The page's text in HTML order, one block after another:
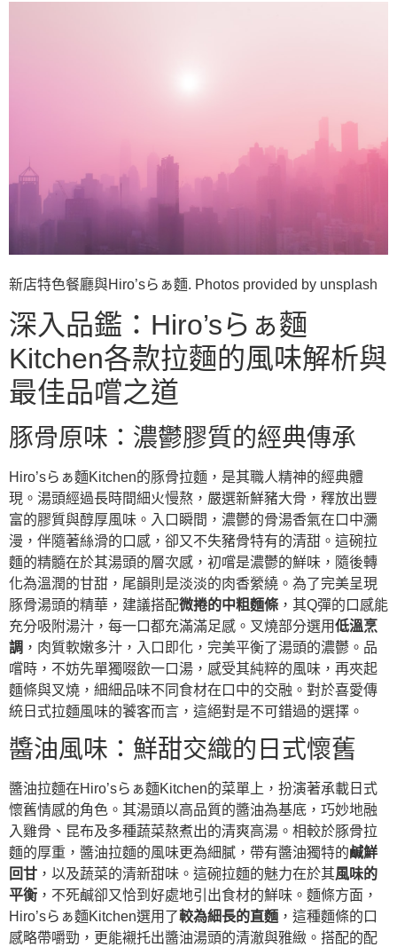
新店特色餐廳與Hiro’sらぁ麵. Photos provided by unsplash
深入品鑑：Hiro’sらぁ麵
Kitchen各款拉麵的風味解析與
最佳品嚐之道
豚骨原味：濃鬱膠質的經典傳承
Hiro’sらぁ麵Kitchen的豚骨拉麵，是其職人精神的經典體
現。湯頭經過長時間細火慢熬，嚴選新鮮豬大骨，釋放出豐
富的膠質與醇厚風味。入口瞬間，濃鬱的骨湯香氣在口中瀰
漫，伴隨著絲滑的口感，卻又不失豬骨特有的清甜。這碗拉
麵的精髓在於其湯頭的層次感，初嚐是濃鬱的鮮味，隨後轉
化為溫潤的甘甜，尾韻則是淡淡的肉香縈繞。為了完美呈現
豚骨湯頭的精華，建議搭配微捲的中粗麵條 ，其Q彈的口感能
充分吸附湯汁，每一口都充滿滿足感。叉燒部分選用低溫烹
調 ，肉質軟嫩多汁，入口即化，完美平衡了湯頭的濃鬱。品
嚐時，不妨先單獨啜飲一口湯，感受其純粹的風味，再夾起
麵條與叉燒，細細品味不同食材在口中的交融。對於喜愛傳
統日式拉麵風味的饕客而言，這絕對是不可錯過的選擇。
醬油風味：鮮甜交織的日式懷舊
醬油拉麵在Hiro’sらぁ麵Kitchen的菜單上，扮演著承載日式
懷舊情感的角色。其湯頭以高品質的醬油為基底，巧妙地融
入雞骨、昆布及多種蔬菜熬煮出的清爽高湯。相較於豚骨拉
麵的厚重，醬油拉麵的風味更為細膩，帶有醬油獨特的鹹鮮
回甘 ，以及蔬菜的清新甜味。這碗拉麵的魅力在於其風味的
平衡 ，不死鹹卻又恰到好處地引出食材的鮮味。麵條方面，
Hiro’sらぁ麵Kitchen選用了較為細長的直麵 ，這種麵條的口
感略帶嚼勁，更能襯托出醬油湯頭的清澈與雅緻。搭配的配